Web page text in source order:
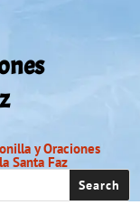
y Oraciones
Santa Faz